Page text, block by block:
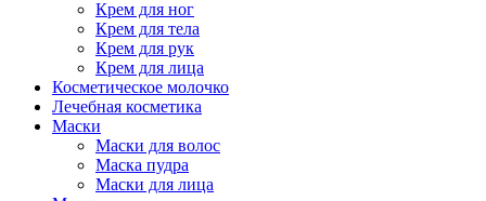
Крем для ног
Крем для тела
Крем для рук
Крем для лица
Косметическое молочко
Лечебная косметика
Маски
Маски для волос
Маска пудра
Маски для лица